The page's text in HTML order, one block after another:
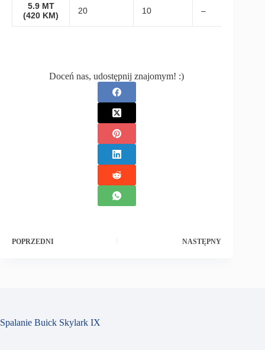
5.9 MT
(420 KM)
20 10 –
Doceń nas, udostępnij znajomym! :)
POPRZEDNI NASTĘPNY
Spalanie Buick Skylark IX